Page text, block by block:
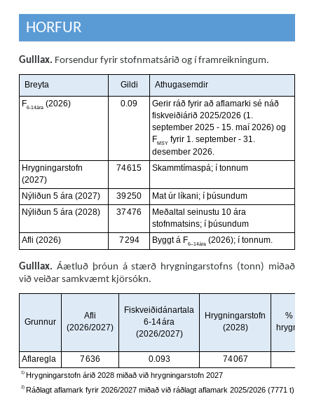
HORFUR
Gulllax. Forsendur fyrir stofnmatsárið og í framreikningum.
Gulllax. Áætluð þróun á stærð hrygningarstofns (tonn) miðað
við veiðar samkvæmt kjörsókn.